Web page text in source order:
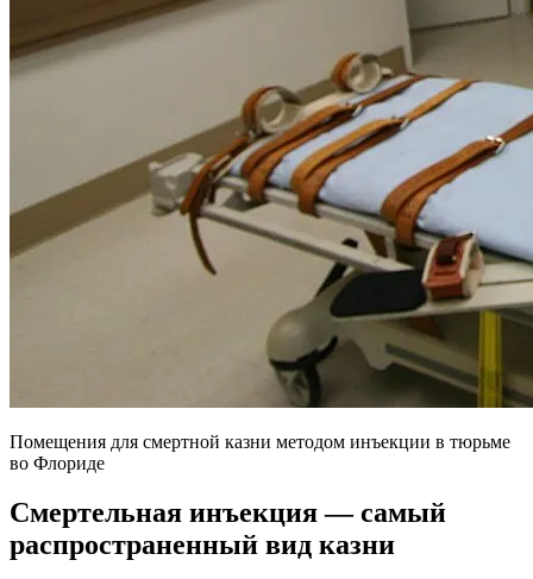
Помещения для смертной казни методом инъекции в тюрьме
во Флориде
Смертельная инъекция — самый
распространенный вид казни